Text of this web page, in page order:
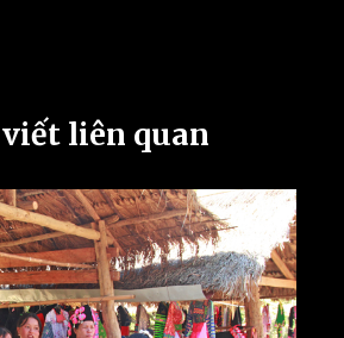
liên quan